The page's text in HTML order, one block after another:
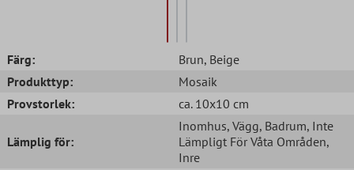
Färg: Brun, Beige
Produkttyp:
Mosaik
Provstorlek:
ca. 10x10 cm
Lämplig för:
Inomhus, Vägg, Badrum, Inte
Lämpligt För Våta Områden,
Inre